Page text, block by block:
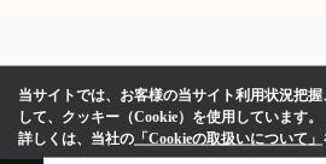
当サイトでは、お客様の当サイト利用状況把
して、クッキー（Cookie）を使用しています。
詳しくは、当社の 「Cookieの取扱いについて」